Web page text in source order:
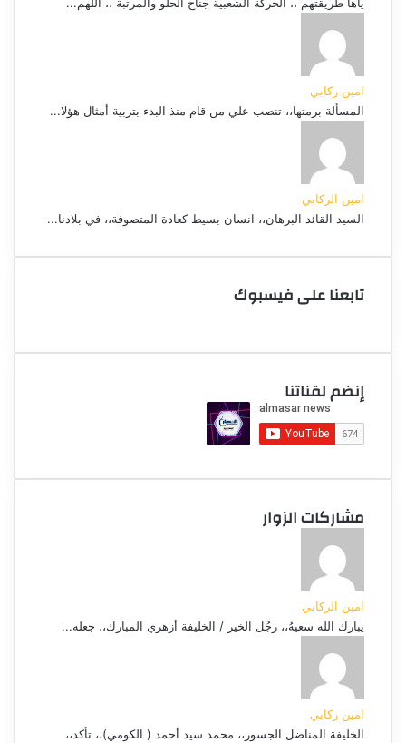
ياها طريقتهم ،، الحركة الشعبية جناح الحلو والمرتبة ،، أللهم...
امين ركابي
المسألة برمتها،، تنصب علي من قام منذ البدء بتربية أمثال هؤلا...
امين الركابي
السيد القائد البرهان،، انسان بسيط كعادة المتصوفة،، في بلادنا...
تابعنا على فيسبوك
إنضم لقناتنا
مشاركات الزوار
امين الركابي
يبارك الله سعيهُ،، رجُل الخير / الخليفة أزهري المبارك،، جعله...
امين ركابي
الخليفة المناضل الجسور،، محمد سيد أحمد ( الكومي)،، تأكد،،